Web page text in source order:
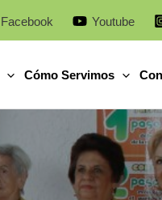
Facebook Youtube
Cómo Servimos